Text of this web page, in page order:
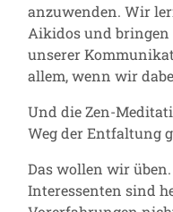
anzuwenden. Wir
Aikidos und
unserer
allem, wenn wir
Und die Zen-
Weg der Entfaltung
Das wollen wir
Interessenten sind